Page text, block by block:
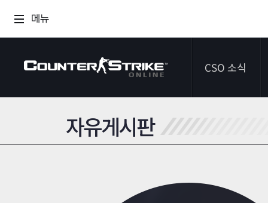
메뉴
CSO 소식
자유게시판